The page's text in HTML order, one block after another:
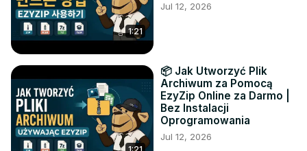
1:21
Jul 12, 2026
📦 Jak Utworzyć Plik
Archiwum za Pomocą
EzyZip Online za Darmo |
Bez Instalacji
Oprogramowania
Jul 12, 2026